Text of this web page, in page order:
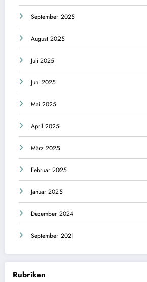
September 2025
August 2025
Juli 2025
Juni 2025
Mai 2025
April 2025
März 2025
Februar 2025
Januar 2025
Dezember 2024
September 2021
Rubriken